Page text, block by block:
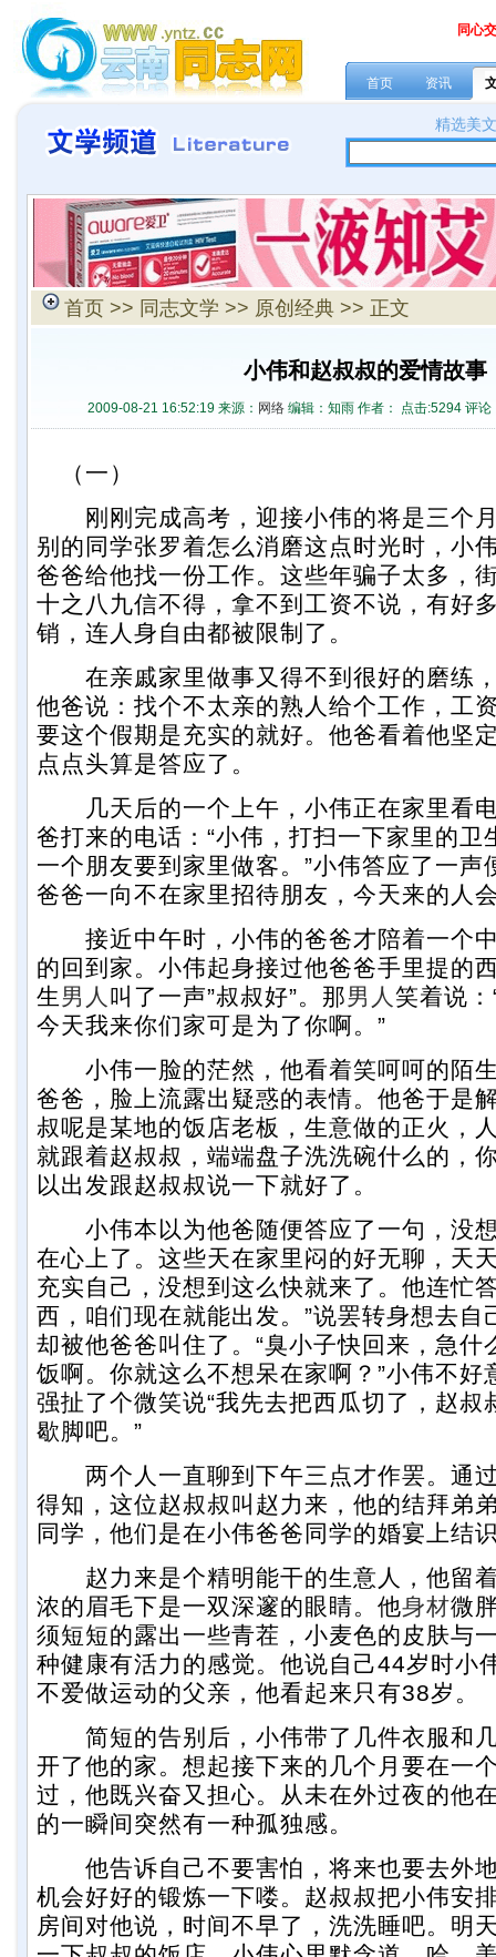
同心
首页 资讯
精选美
首页 >> 同志文学 >> 原创经典 >> 正文
小伟和赵叔叔的爱情故事
2009-08-21 16:52:19 来源： 网络 编辑：知雨 作者： 点击:5294 评论
（一）
刚刚完成高考，迎接小伟的将是三个
别的同学张罗着怎么消磨这点时光时，小
爸爸给他找一份工作。这些年骗子太多，
十之八九信不得，拿不到工资不说，有好
销，连人身自由都被限制了。
在亲戚家里做事又得不到很好的磨练
他爸说：找个不太亲的熟人给个工作，工
要这个假期是充实的就好。他爸看着他坚
点点头算是答应了。
几天后的一个上午，小伟正在家里看
爸打来的电话：“小伟，打扫一下家里的卫
一个朋友要到家里做客。”小伟答应了一声
爸爸一向不在家里招待朋友，今天来的人
接近中午时，小伟的爸爸才陪着一个
的回到家。小伟起身接过他爸爸手里提的
生 男人 叫了一声”叔叔好”。那男人 笑着说
今天我来你们家可是为了你啊。”
小伟一脸的茫然，他看着笑呵呵的陌
爸爸，脸上流露出疑惑的表情。他爸于是
叔呢是某地的饭店老板，生意做的正火，
就跟着赵叔叔，端端盘子洗洗碗什么的，
以出发跟赵叔叔说一下就好了。
小伟本以为他爸随便答应了一句，没
在心上了。这些天在家里闷的好无聊，天
充实自己，没想到这么快就来了。他连忙
西，咱们现在就能出发。”说罢转身想去自
却被他爸爸叫住了。“臭小子快回来，急什
饭啊。你就这么不想呆在家啊？”小伟不好
强扯了个微笑说“我先去把西瓜切了，赵叔
歇脚吧。”
两个人一直聊到下午三点才作罢。通
得知，这位赵叔叔叫赵力来，他的结拜弟
同学，他们是在小伟爸爸同学的婚宴上结
赵力来是个精明能干的生意人，他留
浓的眉毛下是一双深邃的眼睛。他身材微
须短短的露出一些青茬，小麦色的皮肤与
种健康有活力的感觉。他说自己44岁时小
不爱做运动的父亲，他看起来只有38岁。
简短的告别后，小伟带了几件衣服和
开了他的家。想起接下来的几个月要在一
过，他既兴奋又担心。从未在外过夜的他
的一瞬间突然有一种孤独感。
他告诉自己不要害怕，将来也要去外
机会好好的锻炼一下喽。赵叔叔把小伟安
房间对他说，时间不早了，洗洗睡吧。明